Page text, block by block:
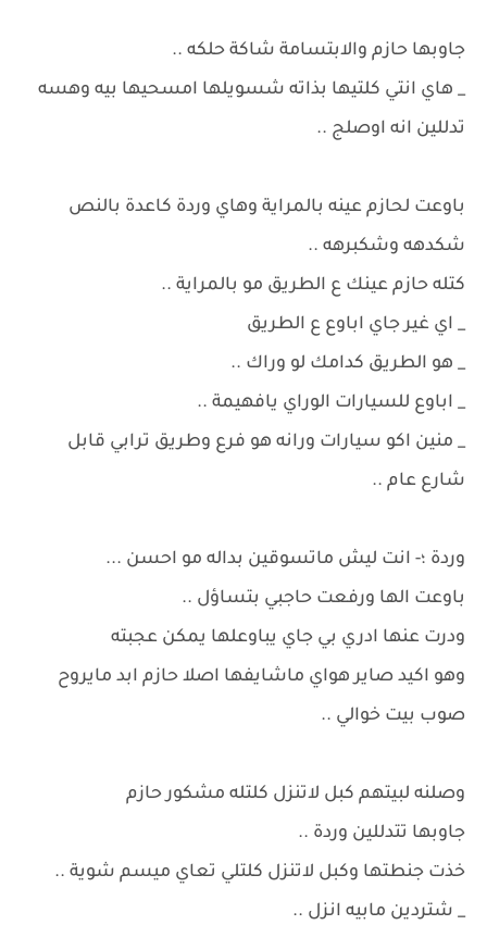
جاوبها حازم والابتسامة شاكة حلكه ..
_ هاي انتي كلتيها بذاته شسويلها امسحيها بيه وهسه
تدللين انه اوصلج ..
باوعت لحازم عينه بالمراية وهاي وردة كاعدة بالنص
شكدهه وشكبرهه ..
كتله حازم عينك ع الطريق مو بالمراية ..
_ اي غير جاي اباوع ع الطريق
_ هو الطريق كدامك لو وراك ..
_ اباوع للسيارات الوراي يافهيمة ..
_ منين اكو سيارات ورانه هو فرع وطريق ترابي قابل
شارع عام ..
وردة ؛- انت ليش ماتسوقين بداله مو احسن ...
باوعت الها ورفعت حاجبي بتساؤل ..
ودرت عنها ادري بي جاي يباوعلها يمكن عجبته
وهو اكيد صاير هواي ماشايفها اصلا حازم ابد مايروح
صوب بيت خوالي ..
وصلنه لبيتهم كبل لاتنزل كلتله مشكور حازم
جاوبها تتدللين وردة ..
خذت جنطتها وكبل لاتنزل كلتلي تعاي ميسم شوية ..
_ شتردين مابيه انزل ..